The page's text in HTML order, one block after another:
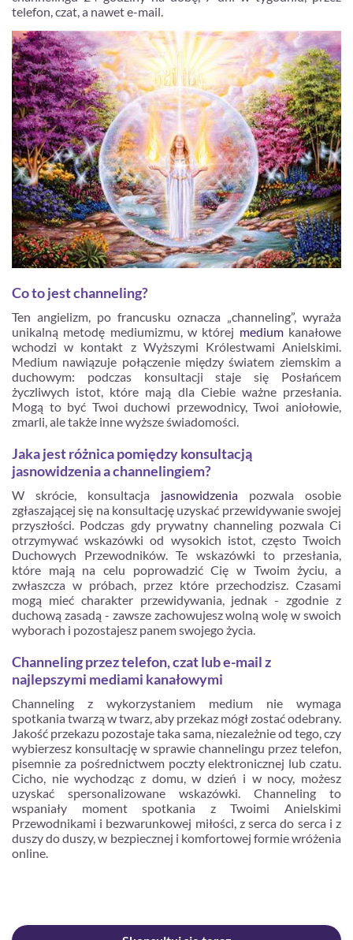
Zarejestruj się
telefon, czat, a nawet e-mail.
Co to jest channeling?
Ten angielizm, po francusku oznacza „channeling”, wyraża
unikalną metodę mediumizmu, w której mediumkanałowe
wchodzi w kontakt z Wyższymi Królestwami Anielskimi.
Medium nawiązuje połączenie między światem ziemskim a
duchowym: podczas konsultacji staje się Posłańcem
życzliwych istot, które mają dla Ciebie ważne przesłania.
Mogą to być Twoi duchowi przewodnicy, Twoi aniołowie,
zmarli, ale także inne wyższe świadomości.
Jaka jest różnica pomiędzy konsultacją
jasnowidzenia a channelingiem?
W skrócie, konsultacja jasnowidzenia pozwala osobie
zgłaszającej się na konsultację uzyskać przewidywanie swojej
przyszłości. Podczas gdy prywatny channeling pozwala Ci
otrzymywać wskazówki od wysokich istot, często Twoich
Duchowych Przewodników. Te wskazówki to przesłania,
które mają na celu poprowadzić Cię w Twoim życiu, a
zwłaszcza w próbach, przez które przechodzisz. Czasami
mogą mieć charakter przewidywania, jednak - zgodnie z
duchową zasadą - zawsze zachowujesz wolną wolę w swoich
wyborach i pozostajesz panem swojego życia.
Channeling przez telefon, czat lub e-mail z
najlepszymi mediami kanałowymi
Channeling z wykorzystaniem medium nie wymaga
spotkania twarzą w twarz, aby przekaz mógł zostać odebrany.
Jakość przekazu pozostaje taka sama, niezależnie od tego, czy
wybierzesz konsultację w sprawie channelingu przez telefon,
pisemnie za pośrednictwem poczty elektronicznej lub czatu.
Cicho, nie wychodząc z domu, w dzień i w nocy, możesz
uzyskać spersonalizowane wskazówki. Channeling to
wspaniały moment spotkania z Twoimi Anielskimi
Przewodnikami i bezwarunkowej miłości, z serca do serca i z
duszy do duszy, w bezpiecznej i komfortowej formie wróżenia
online.